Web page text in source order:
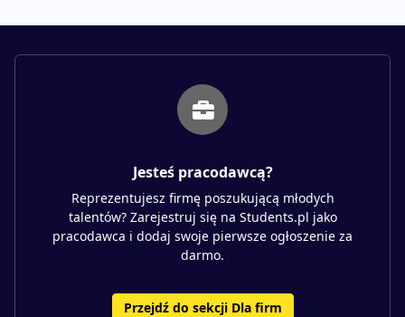
Jesteś pracodawcą?
Reprezentujesz firmę poszukującą młodych
talentów? Zarejestruj się na Students.pl jako
pracodawca i dodaj swoje pierwsze ogłoszenie za
darmo.
Przejdź do sekcji Dla firm